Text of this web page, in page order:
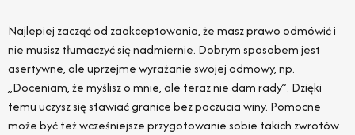
Najlepiej zacząć od zaakceptowania, że masz prawo odmówić i
nie musisz tłumaczyć się nadmiernie. Dobrym sposobem jest
asertywne, ale uprzejme wyrażanie swojej odmowy, np.
„Doceniam, że myślisz o mnie, ale teraz nie dam rady”. Dzięki
temu uczysz się stawiać granice bez poczucia winy. Pomocne
może być też wcześniejsze przygotowanie sobie takich zwrotów